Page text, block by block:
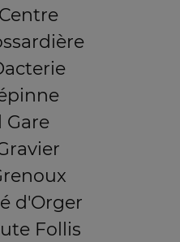
Gare
d'Orger
Follis